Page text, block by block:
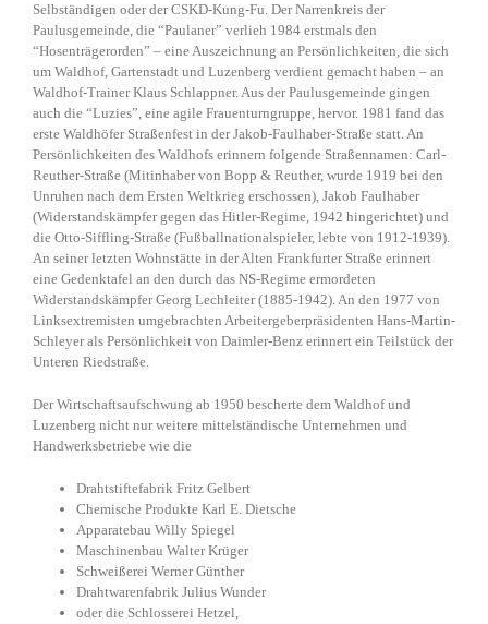
Selbständigen oder der CSKD-Kung-Fu. Der Narrenkreis der
Paulusgemeinde, die “Paulaner” verlieh 1984 erstmals den
“Hosenträgerorden” – eine Auszeichnung an Persönlichkeiten, die sich
um Waldhof, Gartenstadt und Luzenberg verdient gemacht haben – an
Waldhof-Trainer Klaus Schlappner. Aus der Paulusgemeinde gingen
auch die “Luzies”, eine agile Frauenturngruppe, hervor. 1981 fand das
erste Waldhöfer Straßenfest in der Jakob-Faulhaber-Straße statt. An
Persönlichkeiten des Waldhofs erinnern folgende Straßennamen: Carl-
Reuther-Straße (Mitinhaber von Bopp & Reuther, wurde 1919 bei den
Unruhen nach dem Ersten Weltkrieg erschossen), Jakob Faulhaber
(Widerstandskämpfer gegen das Hitler-Regime, 1942 hingerichtet) und
die Otto-Siffling-Straße (Fußballnationalspieler, lebte von 1912-1939).
An seiner letzten Wohnstätte in der Alten Frankfurter Straße erinnert
eine Gedenktafel an den durch das NS-Regime ermordeten
Widerstandskämpfer Georg Lechleiter (1885-1942). An den 1977 von
Linksextremisten umgebrachten Arbeitergeberpräsidenten Hans-Martin-
Schleyer als Persönlichkeit von Daimler-Benz erinnert ein Teilstück der
Unteren Riedstraße.
Der Wirtschaftsaufschwung ab 1950 bescherte dem Waldhof und
Luzenberg nicht nur weitere mittelständische Unternehmen und
Handwerksbetriebe wie die
Drahtstiftefabrik Fritz Gelbert
Chemische Produkte Karl E. Dietsche
Apparatebau Willy Spiegel
Maschinenbau Walter Krüger
Schweißerei Werner Günther
Drahtwarenfabrik Julius Wunder
oder die Schlosserei Hetzel,